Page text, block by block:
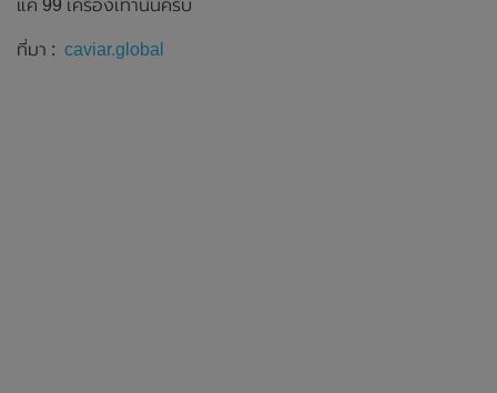
แค่ 99 เครื่องเท่านั้นครับ
ที่มา : caviar.global